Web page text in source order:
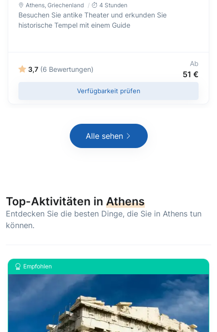
Athens, Griechenland 4 Stunden
Besuchen Sie antike Theater und erkunden Sie
historische Tempel mit einem Guide
3,7 (6 Bewertungen)
Ab
51 €
Verfügbarkeit prüfen
Alle sehen
Top-Aktivitäten in Athens
Entdecken Sie die besten Dinge, die Sie in Athens tun
können.
Empfohlen